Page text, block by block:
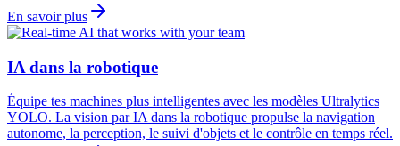
En savoir plus
IA dans la robotique
Équipe tes machines plus intelligentes avec les modèles Ultralytics
YOLO. La vision par IA dans la robotique propulse la navigation
autonome, la perception, le suivi d'objets et le contrôle en temps réel.